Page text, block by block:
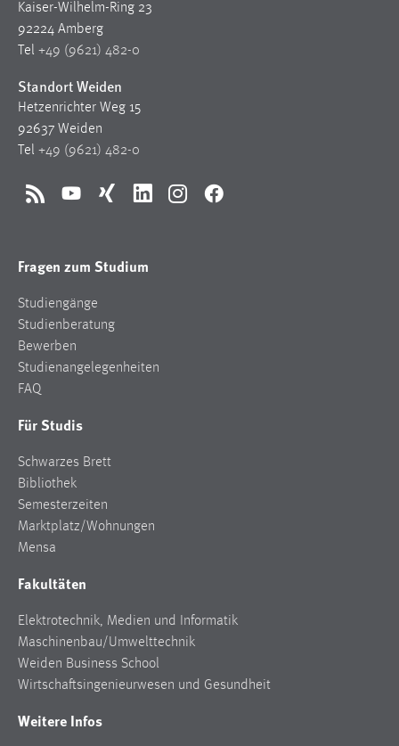
Kaiser-Wilhelm-Ring 23
92224 Amberg
Tel +49 (9621) 482-0
Standort Weiden
Hetzenrichter Weg 15
92637 Weiden
Tel +49 (9621) 482-0
RSS YouTubeXing LinkedInInstagramFacebook
Fragen zum Studium
Studiengänge
Studienberatung
Bewerben
Studienangelegenheiten
FAQ
Für Studis
Schwarzes Brett
Bibliothek
Semesterzeiten
Marktplatz/Wohnungen
Mensa
Fakultäten
Elektrotechnik, Medien und Informatik
Maschinenbau/Umwelttechnik
Weiden Business School
Wirtschaftsingenieurwesen und Gesundheit
Weitere Infos